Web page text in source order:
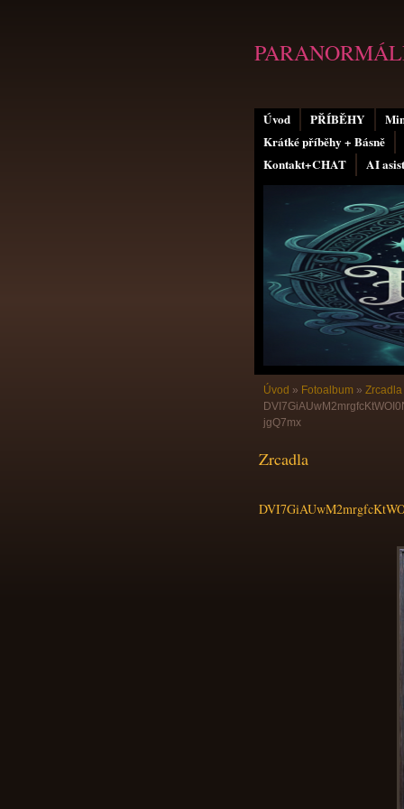
Úvod PŘÍBĚHY
Krátké příběhy + Básně
Kontakt+CHAT
AI
Úvod » Fotoalbum » Zrcadla
jgQ7mx
Zrcadla